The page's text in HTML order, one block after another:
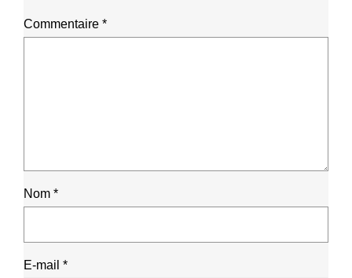
Commentaire*
Nom*
E-mail*